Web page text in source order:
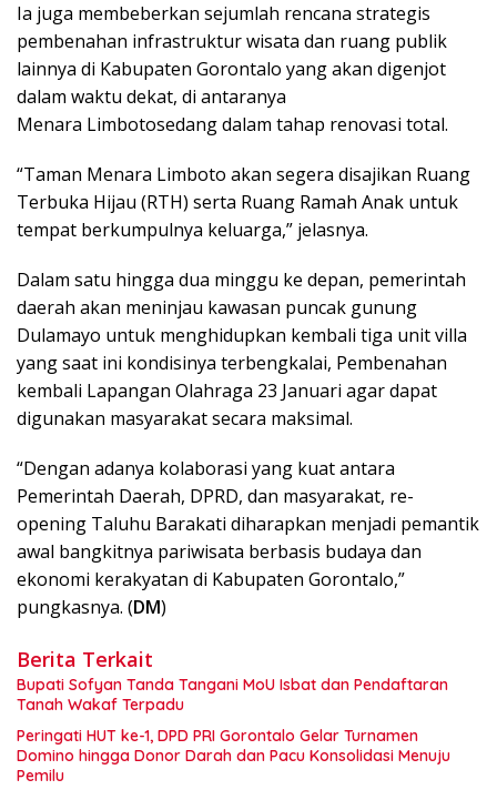
Ia juga membeberkan sejumlah rencana strategis
pembenahan infrastruktur wisata dan ruang publik
lainnya di Kabupaten Gorontalo yang akan digenjot
dalam waktu dekat, di antaranya
​Menara Limbotosedang dalam tahap renovasi total.
“​Taman Menara Limboto akan segera disajikan Ruang
Terbuka Hijau (RTH) serta Ruang Ramah Anak untuk
tempat berkumpulnya keluarga,” jelasnya.
​Dalam satu hingga dua minggu ke depan, pemerintah
daerah akan meninjau kawasan puncak gunung
Dulamayo untuk menghidupkan kembali tiga unit villa
yang saat ini kondisinya terbengkalai, Pembenahan
kembali Lapangan Olahraga 23 Januari agar dapat
digunakan masyarakat secara maksimal.
“​Dengan adanya kolaborasi yang kuat antara
Pemerintah Daerah, DPRD, dan masyarakat, re-
opening Taluhu Barakati diharapkan menjadi pemantik
awal bangkitnya pariwisata berbasis budaya dan
ekonomi kerakyatan di Kabupaten Gorontalo,”
pungkasnya. (DM)
Berita Terkait
Bupati Sofyan Tanda Tangani MoU Isbat dan Pendaftaran
Tanah Wakaf Terpadu
Peringati HUT ke-1, DPD PRI Gorontalo Gelar Turnamen
Domino hingga Donor Darah dan Pacu Konsolidasi Menuju
Pemilu